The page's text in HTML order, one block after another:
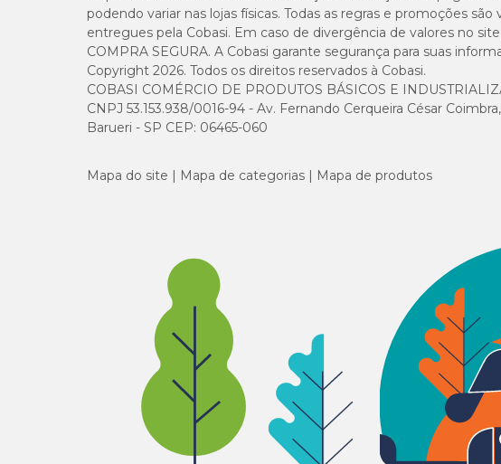
podendo variar nas lojas físicas. Todas as regras e promoções
entregues pela Cobasi. Em caso de divergência de valores no
COMPRA SEGURA. A Cobasi garante segurança para suas
Copyright 2026. Todos os direitos reservados à Cobasi.
COBASI COMÉRCIO DE PRODUTOS BÁSICOS E
CNPJ 53.153.938/0016-94 - Av. Fernando Cerqueira César
Barueri - SP CEP: 06465-060
Mapa do site Mapa de categorias Mapa de produtos